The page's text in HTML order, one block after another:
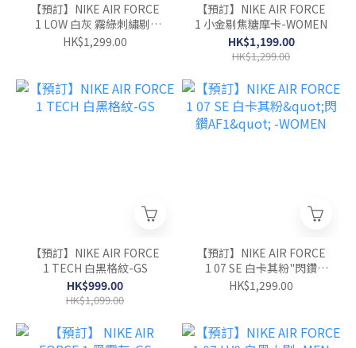
【預訂】NIKE AIR FORCE
1 LOW 白灰 霧綠刺繡剔-
MEN
HK$1,299.00
【預訂】NIKE AIR FORCE
1 小金剔焦糖摩卡-WOMEN
HK$1,199.00
HK$1,299.00
【預訂】NIKE AIR FORCE
1 TECH 白黑格紋-GS
HK$999.00
HK$1,099.00
【預訂】NIKE AIR FORCE
1 07 SE 白卡其粉"閃鑽
AF1" -WOMEN
HK$1,299.00